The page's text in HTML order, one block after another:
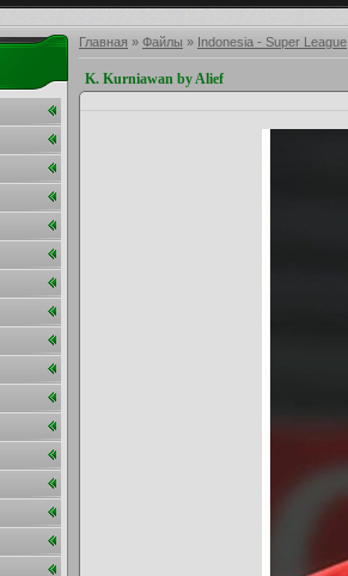
Главная » Файлы » Indonesia - Super League
K. Kurniawan by Alief